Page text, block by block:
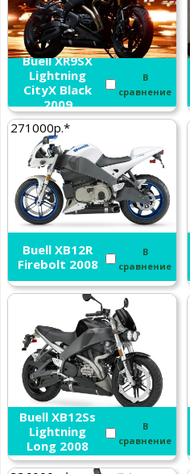
Buell XR9SX
Lightning
CityX Black
2009
В
сравнение
271000р.*
Buell XB12R
Firebolt 2008
В
сравнение
Buell XB12Ss
Lightning
Long 2008
В
сравнение